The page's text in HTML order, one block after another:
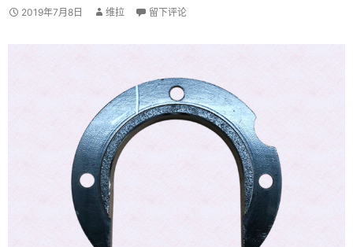
2019年7月8日 维拉 留下评论